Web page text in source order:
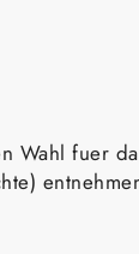
Wahl fuer